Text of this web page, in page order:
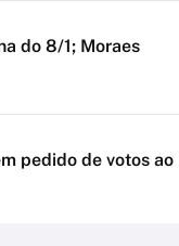
do 8/1; Moraes
pedido de votos ao